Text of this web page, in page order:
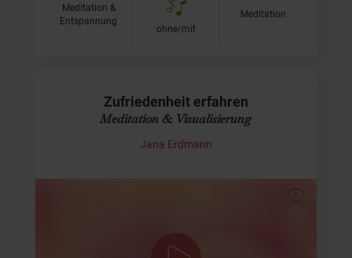
Meditation &
Entspannung
ohne/mit
Meditation
Zufriedenheit erfahren
Meditation & Visualisierung
Jana Erdmann
den Bereich Deines Herzens und atmen ganz bewusst